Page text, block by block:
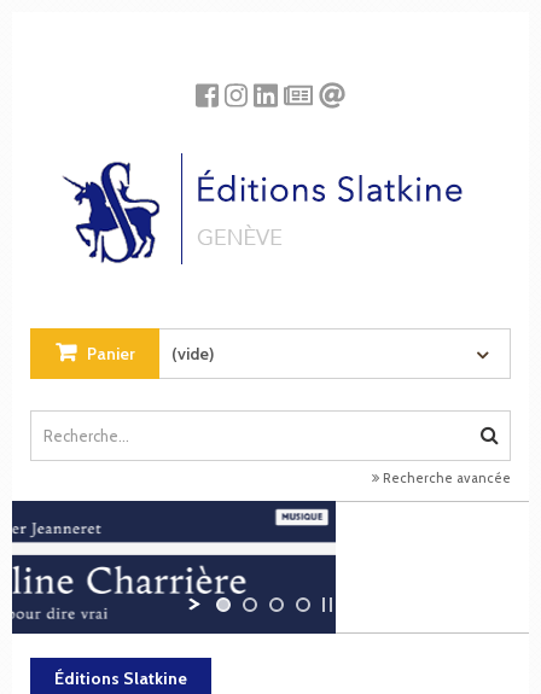
Panier (vide)
Recherche avancée
Éditions Slatkine